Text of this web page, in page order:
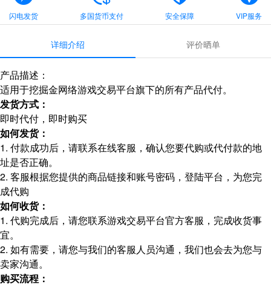
闪电发货 多国货币支付 安全保障 VIP服务
详细介绍 评价晒单
产品描述：
适用于挖掘金网络游戏交易平台旗下的所有产品代付。
发货方式：
即时代付，即时购买
如何发货：
1. 付款成功后，请联系在线客服，确认您要代购或代付款的地
址是否正确。
2. 客服根据您提供的商品链接和账号密码，登陆平台，为您完
成代购
如何收货：
1. 代购完成后，请您联系游戏交易平台官方客服，完成收货事
宜。
2. 如有需要，请您与我们的客服人员沟通，我们也会去为您与
卖家沟通。
购买流程：